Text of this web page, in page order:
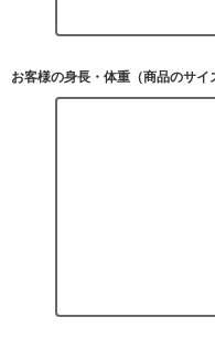
お客様の身長・体重（商品のサイ